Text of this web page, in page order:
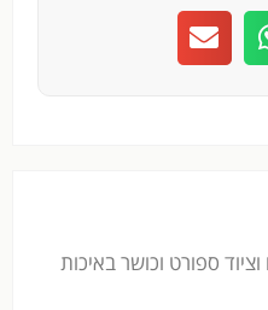
ספורט וכושר באיכות